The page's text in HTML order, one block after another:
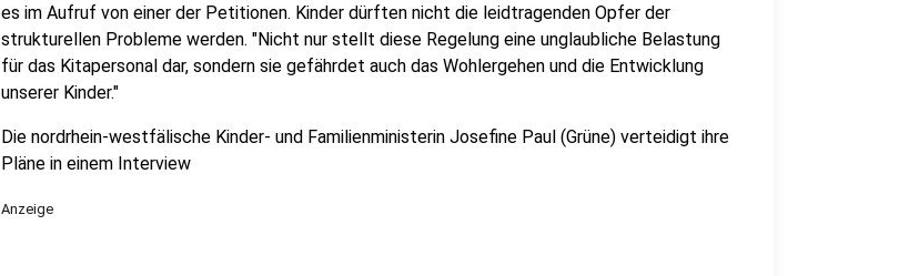
es im Aufruf von einer der Petitionen. Kinder dürften nicht die leidtragenden Opfer der
strukturellen Probleme werden. "Nicht nur stellt diese Regelung eine unglaubliche Belastung
für das Kitapersonal dar, sondern sie gefährdet auch das Wohlergehen und die Entwicklung
unserer Kinder."
Die nordrhein-westfälische Kinder- und Familienministerin Josefine Paul (Grüne) verteidigt ihre
Pläne in einem Interview
Anzeige